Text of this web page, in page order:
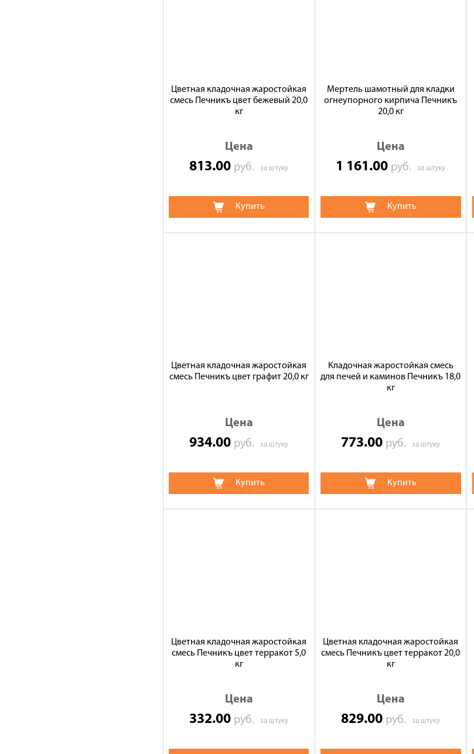
Цветная кладочная жаростойкая
смесь Печникъ цвет бежевый 20,0
кг
Цена
813.00 руб.за штуку
Купить
Мертель шамотный для кладки
огнеупорного кирпича Печникъ
20,0 кг
Цена
1 161.00 руб.за штуку
Купить
Цветная кладочная жаростойкая
смесь Печникъ цвет графит 20,0 кг
Цена
934.00 руб.за штуку
Купить
Кладочная жаростойкая смесь
для печей и каминов Печникъ 18,0
кг
Цена
773.00 руб.за штуку
Купить
Цветная кладочная жаростойкая
смесь Печникъ цвет терракот 5,0
кг
Цена
332.00 руб.за штуку
Цветная кладочная жаростойкая
смесь Печникъ цвет терракот 20,0
кг
Цена
829.00 руб.за штуку